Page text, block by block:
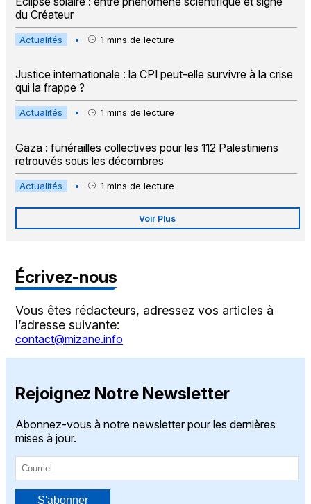
du Créateur
Actualités • 1 mins de lecture
Justice internationale : la CPI peut-elle survivre à la crise
qui la frappe ?
Actualités • 1 mins de lecture
Gaza : funérailles collectives pour les 112 Palestiniens
retrouvés sous les décombres
Actualités • 1 mins de lecture
Voir Plus
Écrivez-nous
Vous êtes rédacteurs, adressez vos articles à
l’adresse suivante:
contact@mizane.info
Rejoignez Notre Newsletter
Abonnez-vous à notre newsletter pour les dernières
mises à jour.
S'abonner